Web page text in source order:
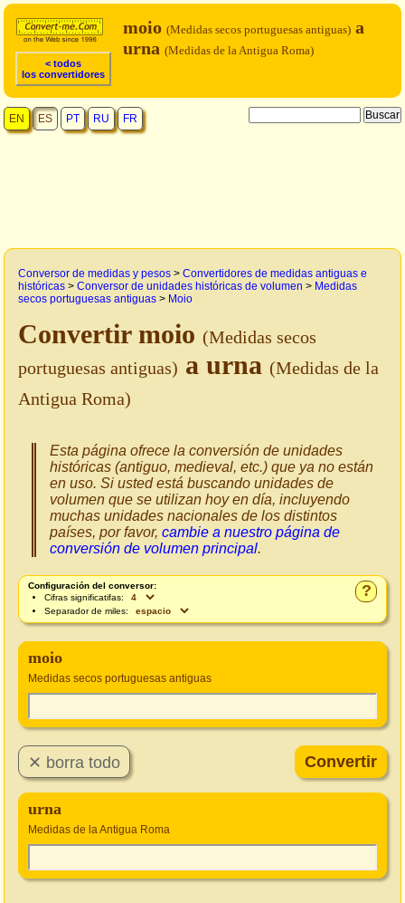
< todos
los convertidores
moio (Medidas secos portuguesas antiguas) a
urna (Medidas de la Antigua Roma)
EN ES PT RU FR
Conversor de medidas y pesos > Convertidores de medidas antiguas e
históricas > Conversor de unidades históricas de volumen > Medidas
secos portuguesas antiguas > Moio
Convertir moio (Medidas secos
portuguesas antiguas) a urna (Medidas de la
Antigua Roma)
Esta página ofrece la conversión de unidades
históricas (antiguo, medieval, etc.) que ya no están
en uso. Si usted está buscando unidades de
volumen que se utilizan hoy en día, incluyendo
muchas unidades nacionales de los distintos
países, por favor, cambie a nuestro página de
conversión de volumen principal.
?
Configuración del conversor:
Cifras significatifas:
Separador de miles:
moio
Medidas secos portuguesas antiguas
urna
Medidas de la Antigua Roma